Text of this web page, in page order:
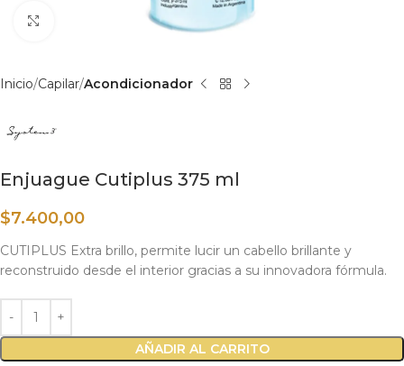
Haga clic para ampliar
Inicio Capilar Acondicionador
Enjuague Cutiplus 375 ml
$7.400,00
CUTIPLUS Extra brillo, permite lucir un cabello brillante y
reconstruido desde el interior gracias a su innovadora fórmula.
AÑADIR AL CARRITO